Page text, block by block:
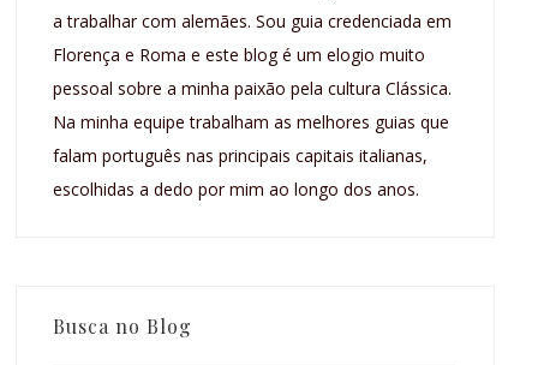
a trabalhar com alemães. Sou guia credenciada em
Florença e Roma e este blog é um elogio muito
pessoal sobre a minha paixão pela cultura Clássica.
Na minha equipe trabalham as melhores guias que
falam português nas principais capitais italianas,
escolhidas a dedo por mim ao longo dos anos.
Busca no Blog